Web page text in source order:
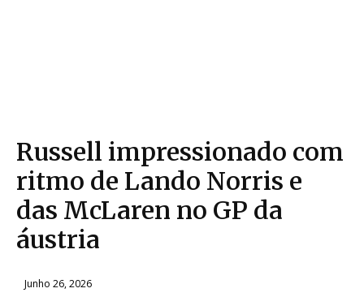
Russell impressionado com
ritmo de Lando Norris e
das McLaren no GP da
áustria
Junho 26, 2026